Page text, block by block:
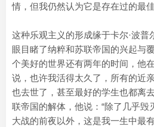
情，但我仍然认为它是存在过的最
这种乐观主义的形成缘于卡尔·波普
眼目睹了纳粹和苏联帝国的兴起与
个美好的世界还有两年的时间，他
说，也许我活得太久了，所有的近
也去世了，甚至最好的学生也都离
联帝国的解体，他说：“除了几乎毁
大战的前夜以外，这是我一生中最